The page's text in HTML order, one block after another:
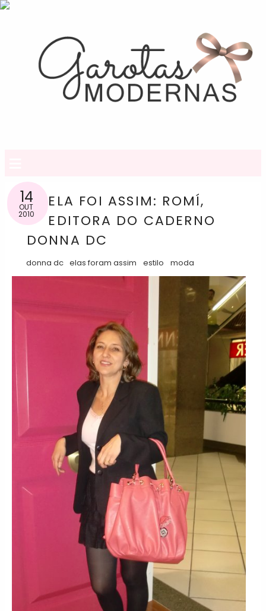
14
OUT
2010
ELA FOI ASSIM: ROMÍ,
EDITORA DO CADERNO
DONNA DC
donna dc elas foram assim estilo moda